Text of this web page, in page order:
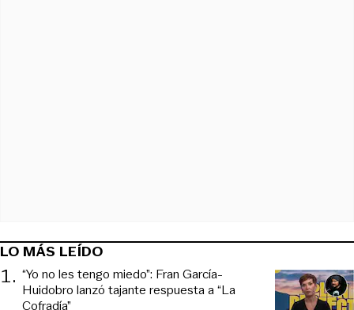
LO MÁS LEÍDO
1. “Yo no les tengo miedo”: Fran García-
Huidobro lanzó tajante respuesta a “La
Cofradía”